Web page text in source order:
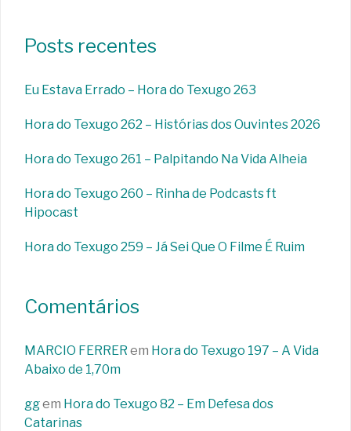
Posts recentes
Eu Estava Errado – Hora do Texugo 263
Hora do Texugo 262 – Histórias dos Ouvintes 2026
Hora do Texugo 261 – Palpitando Na Vida Alheia
Hora do Texugo 260 – Rinha de Podcasts ft
Hipocast
Hora do Texugo 259 – Já Sei Que O Filme É Ruim
Comentários
MARCIO FERRER em Hora do Texugo 197 – A Vida
Abaixo de 1,70m
ggem Hora do Texugo 82 – Em Defesa dos
Catarinas